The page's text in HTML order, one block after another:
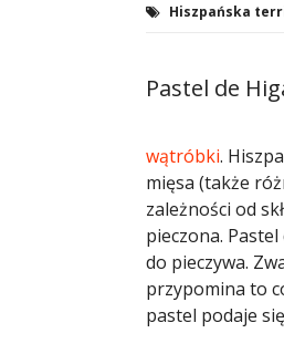
Hiszpańska
Pastel de
wątróbki.
mięsa (także
zależności od
pieczona.
do pieczywa.
przypomina to
pastel podaje